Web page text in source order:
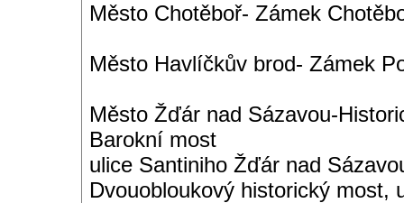
Město Chotěboř- Zámek
Město Havlíčkův brod- Zámek
Město Žďár nad Sázavou-
Barokní most
ulice Santiniho Žďár nad
Dvouobloukový historický most,